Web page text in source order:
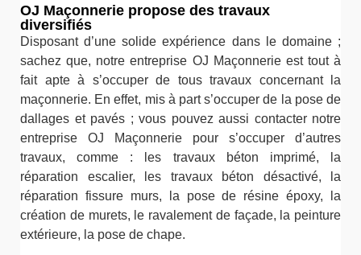
OJ Maçonnerie propose des travaux
diversifiés
Disposant d’une solide expérience dans le domaine ;
sachez que, notre entreprise OJ Maçonnerie est tout à
fait apte à s’occuper de tous travaux concernant la
maçonnerie. En effet, mis à part s’occuper de la pose de
dallages et pavés ; vous pouvez aussi contacter notre
entreprise OJ Maçonnerie pour s’occuper d’autres
travaux, comme : les travaux béton imprimé, la
réparation escalier, les travaux béton désactivé, la
réparation fissure murs, la pose de résine époxy, la
création de murets, le ravalement de façade, la peinture
extérieure, la pose de chape.